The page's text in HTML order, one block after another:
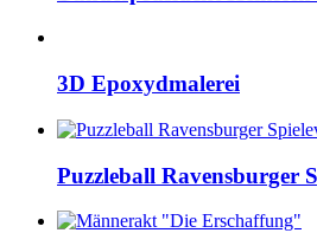
3D Epoxydmalerei
Puzzleball Ravensburger